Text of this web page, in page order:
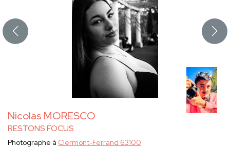
Nicolas MORESCO
RESTONS FOCUS
Photographe à Clermont-Ferrand 63100